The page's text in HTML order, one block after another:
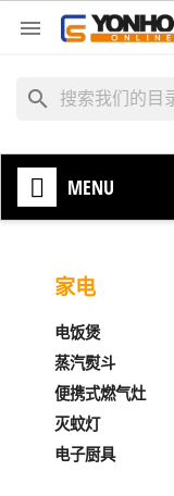

search
MENU
家电
电饭煲
蒸汽熨斗
便携式燃气灶
灭蚊灯
电子厨具